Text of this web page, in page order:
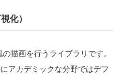
化）
描画を行うライブラリです。
アカデミックな分野ではデフ